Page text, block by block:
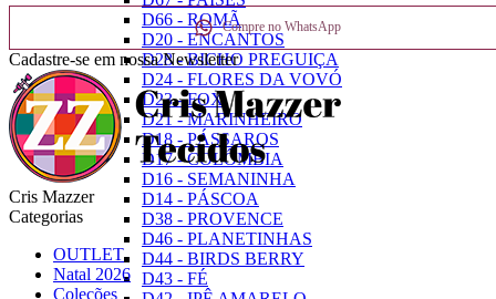
D66 - ROMÃ
D20 - ENCANTOS
D28 - BICHO PREGUIÇA
D24 - FLORES DA VOVÓ
D23 - FOX
D21 - MARINHEIRO
D18 - PÁSSAROS
D17 - COLÔMBIA
D16 - SEMANINHA
D14 - PÁSCOA
D38 - PROVENCE
D46 - PLANETINHAS
D44 - BIRDS BERRY
D43 - FÉ
Compre no WhatsApp
Cadastre-se em nossa Newsletter
Cris Mazzer
Categorias
OUTLET
Natal 2026
Coleções